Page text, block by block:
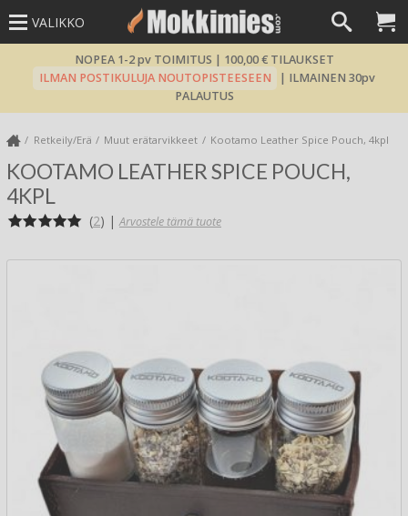
VALIKKO
NOPEA 1-2 pv TOIMITUS | 100,00 € TILAUKSET
ILMAN POSTIKULUJA NOUTOPISTEESEEN
| ILMAINEN 30pv
PALAUTUS
Retkeily/Erä Muut erätarvikkeet Kootamo Leather Spice Pouch, 4kpl
KOOTAMO LEATHER SPICE POUCH,
4KPL
(2) |Arvostele tämä tuote